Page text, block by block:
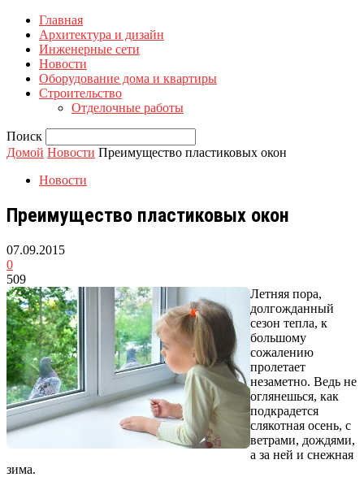
Главная
Архитектура и дизайн
Инженерные сети
Новости
Оборудование дома и квартиры
Строительство
Отделочные работы
Поиск
Домой Новости Преимущество пластиковых окон
Новости
Преимущество пластиковых окон
07.09.2015
0
509
Летняя пора,
долгожданный
сезон тепла, к
большому
сожалению
пролетает
незаметно. Ведь не
оглянешься, как
подкрадется
слякотная осень, с
ветрами, дождями,
а за ней и снежная
зима.